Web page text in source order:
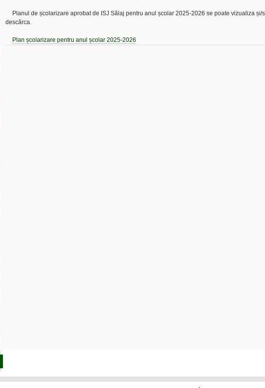
Planul de școlarizare aprobat de ISJ Sălaj pentru anul școlar 2025-2026 se poate vizualiza și/
descărca.
Plan școlarizare pentru anul școlar 2025-2026